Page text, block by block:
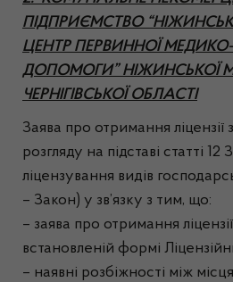
ПІДПРИЄМСТВО
ЦЕНТР ПЕРВИННОЇ
ДОПОМОГИ” НІЖИНСЬКОЇ
ЧЕРНІГІВСЬКОЇ ОБЛАСТІ
Заява про отримання ліцензії
розгляду на підставі статті
ліцензування видів
– Закон) у зв’язку з тим, що:
– заява про отримання
встановленій формі
– наявні розбіжності між